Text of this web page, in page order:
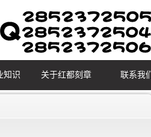
知识 关于红都刻章 联系我们